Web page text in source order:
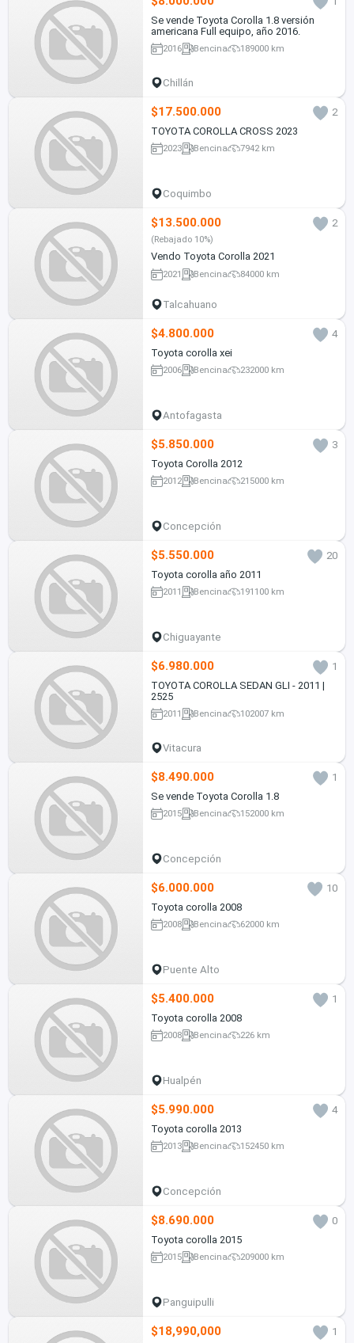
Se vende Toyota Corolla 1.8 versión
americana Full equipo, año 2016.
2016 Bencina 189000 km
Chillán
$17.500.000
2
TOYOTA COROLLA CROSS 2023
2023 Bencina 7942 km
Coquimbo
$13.500.000 2
(Rebajado 10%)
Vendo Toyota Corolla 2021
2021 Bencina 84000 km
Talcahuano
$4.800.000
4
Toyota corolla xei
2006 Bencina 232000 km
Antofagasta
$5.850.000
3
Toyota Corolla 2012
2012 Bencina 215000 km
Concepción
$5.550.000
20
Toyota corolla año 2011
2011 Bencina 191100 km
Chiguayante
$6.980.000
1
TOYOTA COROLLA SEDAN GLI - 2011 |
2525
2011 Bencina 102007 km
Vitacura
$8.490.000
1
Se vende Toyota Corolla 1.8
2015 Bencina 152000 km
Concepción
$6.000.000
10
Toyota corolla 2008
2008 Bencina 62000 km
Puente Alto
$5.400.000
1
Toyota corolla 2008
2008 Bencina 226 km
Hualpén
$5.990.000
4
Toyota corolla 2013
2013 Bencina 152450 km
Concepción
$8.690.000
0
Toyota corolla 2015
2015 Bencina 209000 km
Panguipulli
$18,990,000
1